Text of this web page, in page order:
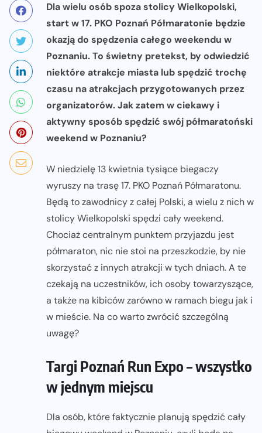
Dla wielu osób spoza stolicy Wielkopolski,
start w 17. PKO Poznań Półmaratonie będzie
okazją do spędzenia całego weekendu w
Poznaniu. To świetny pretekst, by odwiedzić
niektóre atrakcje miasta lub spędzić trochę
czasu na atrakcjach przygotowanych przez
organizatorów. Jak zatem w ciekawy i
aktywny sposób spędzić swój półmaratoński
weekend w Poznaniu?
W niedzielę 13 kwietnia tysiące biegaczy
wyruszy na trasę 17. PKO Poznań Półmaratonu.
Będą to zawodnicy z całej Polski, a wielu z nich w
stolicy Wielkopolski spędzi cały weekend.
Chociaż centralnym punktem przyjazdu jest
półmaraton, nic nie stoi na przeszkodzie, by nie
skorzystać z innych atrakcji w tych dniach. A te
czekają na uczestników, ich osoby towarzyszące,
a także na kibiców zarówno w ramach biegu jak i
w mieście. Na co warto zwrócić szczególną
uwagę?
Targi Poznań Run Expo – wszystko
w jednym miejscu
Dla osób, które faktycznie planują spędzić cały